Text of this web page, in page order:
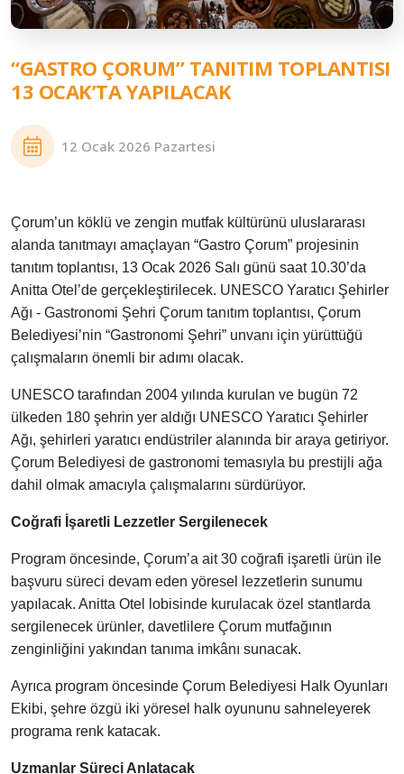
“GASTRO ÇORUM” TANITIM TOPLANTISI
13 OCAK’TA YAPILACAK
12 Ocak 2026 Pazartesi
Çorum’un köklü ve zengin mutfak kültürünü uluslararası
alanda tanıtmayı amaçlayan “Gastro Çorum” projesinin
tanıtım toplantısı, 13 Ocak 2026 Salı günü saat 10.30’da
Anitta Otel’de gerçekleştirilecek. UNESCO Yaratıcı Şehirler
Ağı - Gastronomi Şehri Çorum tanıtım toplantısı, Çorum
Belediyesi’nin “Gastronomi Şehri” unvanı için yürüttüğü
çalışmaların önemli bir adımı olacak.
UNESCO tarafından 2004 yılında kurulan ve bugün 72
ülkeden 180 şehrin yer aldığı UNESCO Yaratıcı Şehirler
Ağı, şehirleri yaratıcı endüstriler alanında bir araya getiriyor.
Çorum Belediyesi de gastronomi temasıyla bu prestijli ağa
dahil olmak amacıyla çalışmalarını sürdürüyor.
Coğrafi İşaretli Lezzetler Sergilenecek
Program öncesinde, Çorum’a ait 30 coğrafi işaretli ürün ile
başvuru süreci devam eden yöresel lezzetlerin sunumu
yapılacak. Anitta Otel lobisinde kurulacak özel stantlarda
sergilenecek ürünler, davetlilere Çorum mutfağının
zenginliğini yakından tanıma imkânı sunacak.
Ayrıca program öncesinde Çorum Belediyesi Halk Oyunları
Ekibi, şehre özgü iki yöresel halk oyununu sahneleyerek
programa renk katacak.
Uzmanlar Süreci Anlatacak